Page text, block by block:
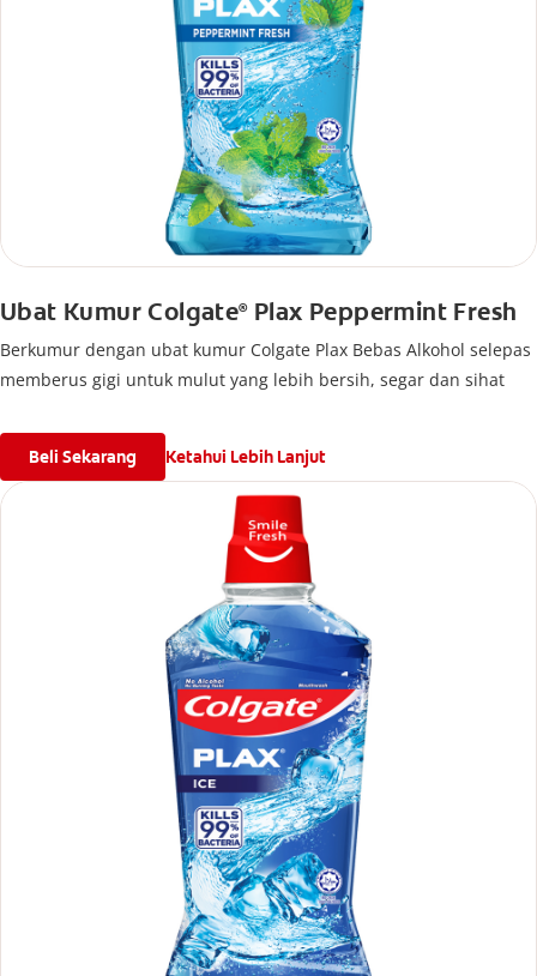
Ubat Kumur Colgate®Plax Peppermint Fresh
Berkumur dengan ubat kumur Colgate Plax Bebas Alkohol selepas
memberus gigi untuk mulut yang lebih bersih, segar dan sihat
Beli Sekarang Ketahui Lebih Lanjut